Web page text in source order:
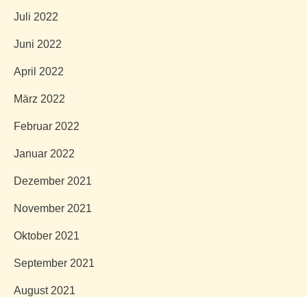
Juli 2022
Juni 2022
April 2022
März 2022
Februar 2022
Januar 2022
Dezember 2021
November 2021
Oktober 2021
September 2021
August 2021